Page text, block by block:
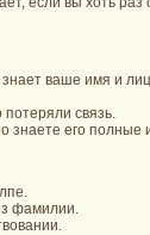
ваше имя и
потеряли связь.
знаете его
фамилии.